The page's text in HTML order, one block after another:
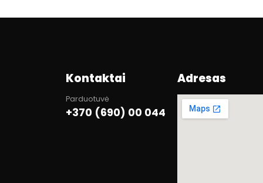
Kontaktai
Parduotuvė
+370 (690) 00 044
Adresas